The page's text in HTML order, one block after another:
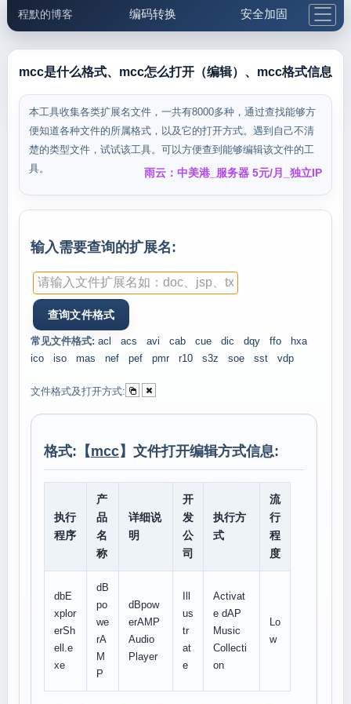
程默的博客 编码转换 安全加固
邮件工具 生活便民 更多工具
5.1支付宝大红包
mcc是什么格式、mcc怎么打开（编辑）、mcc格式信息
本工具收集各类扩展名文件，一共有8000多种，通过查找能够方
便知道各种文件的所属格式，以及它的打开方式。遇到自己不清
楚的类型文件，试试该工具。可以方便查到能够编辑该文件的工
具。
雨云：中美港_服务器 5元/月_独立IP
输入需要查询的扩展名:
常见文件格式: acl acs avi cab cue dic dqy ffo
hxa
ico
iso mas nef pef pmr r10 s3z soe sst vdp
文件格式及打开方式:
格式:【mcc】文件打开编辑方式信息:
执行
程序
产
品
名
称
详细说
明
开
发
公
司
执行方
式
流
行
程
度
dbE
xplor
erSh
ell.e
xe
dB
po
we
rA
M
P
dBpow
erAMP
Audio
Player
us
tr
at
e
Activat
e dAP
Music
Collecti
on
Lo
w